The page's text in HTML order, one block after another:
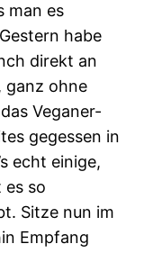
man es
habe
direkt an
ganz ohne
Veganer-
gegessen in
echt einige,
es so
Sitze nun im
Empfang